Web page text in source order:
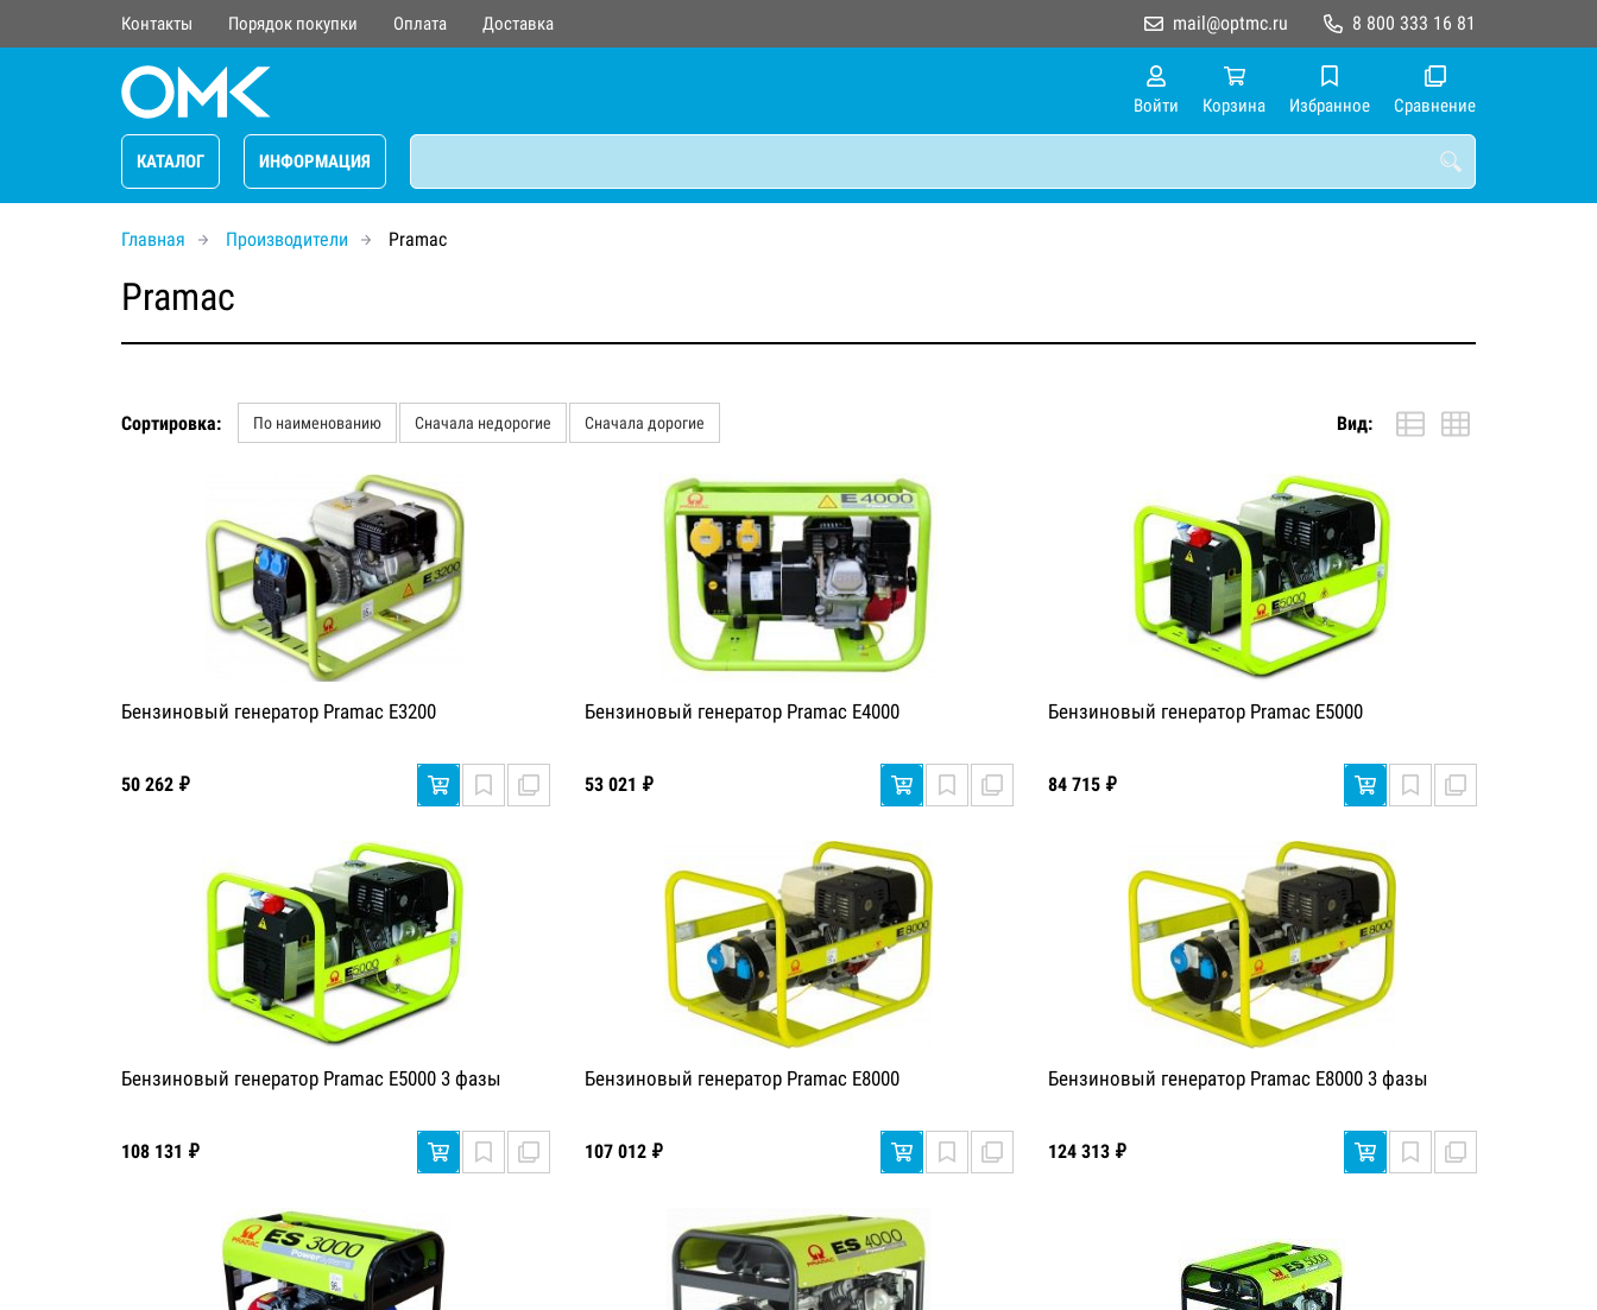
Контакты Порядок покупки Оплата Доставка 8 800 333 16 81
mail@optmc.ru
Войти Корзина Избранное Сравнение
КАТАЛОГ ИНФОРМАЦИЯ
Главная Производители Pramac
Pramac
Сортировка: По наименованию Сначала недорогие Сначала дорогие Вид:
Бензиновый генератор Pramac E3200
50 262 ₽
Бензиновый генератор Pramac E4000
53 021 ₽
Бензиновый генератор Pramac E5000
84 715 ₽
Бензиновый генератор Pramac E5000 3 фазы
108 131 ₽
Бензиновый генератор Pramac E8000
107 012 ₽
Бензиновый генератор Pramac E8000 3 фазы
124 313 ₽